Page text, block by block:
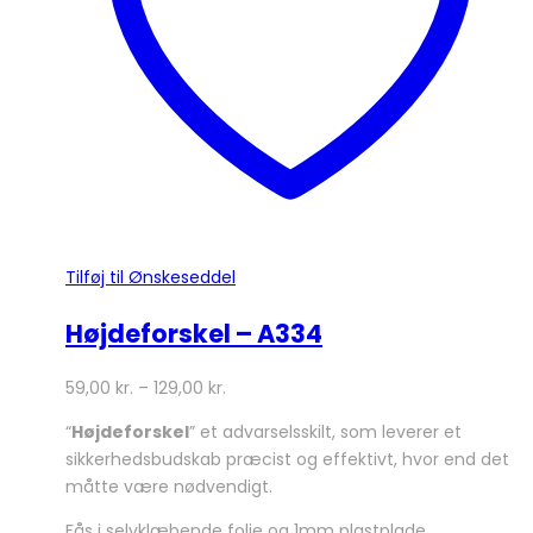
Tilføj til Ønskeseddel
Højdeforskel – A334
59,00 kr. – 129,00 kr.
“Højdeforskel” et advarselsskilt, som leverer et
sikkerhedsbudskab præcist og effektivt, hvor end det
måtte være nødvendigt.